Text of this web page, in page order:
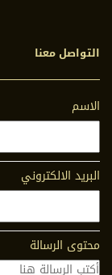
التواصل معنا
الاسم
البريد الالكتروني
محتوى الرسالة